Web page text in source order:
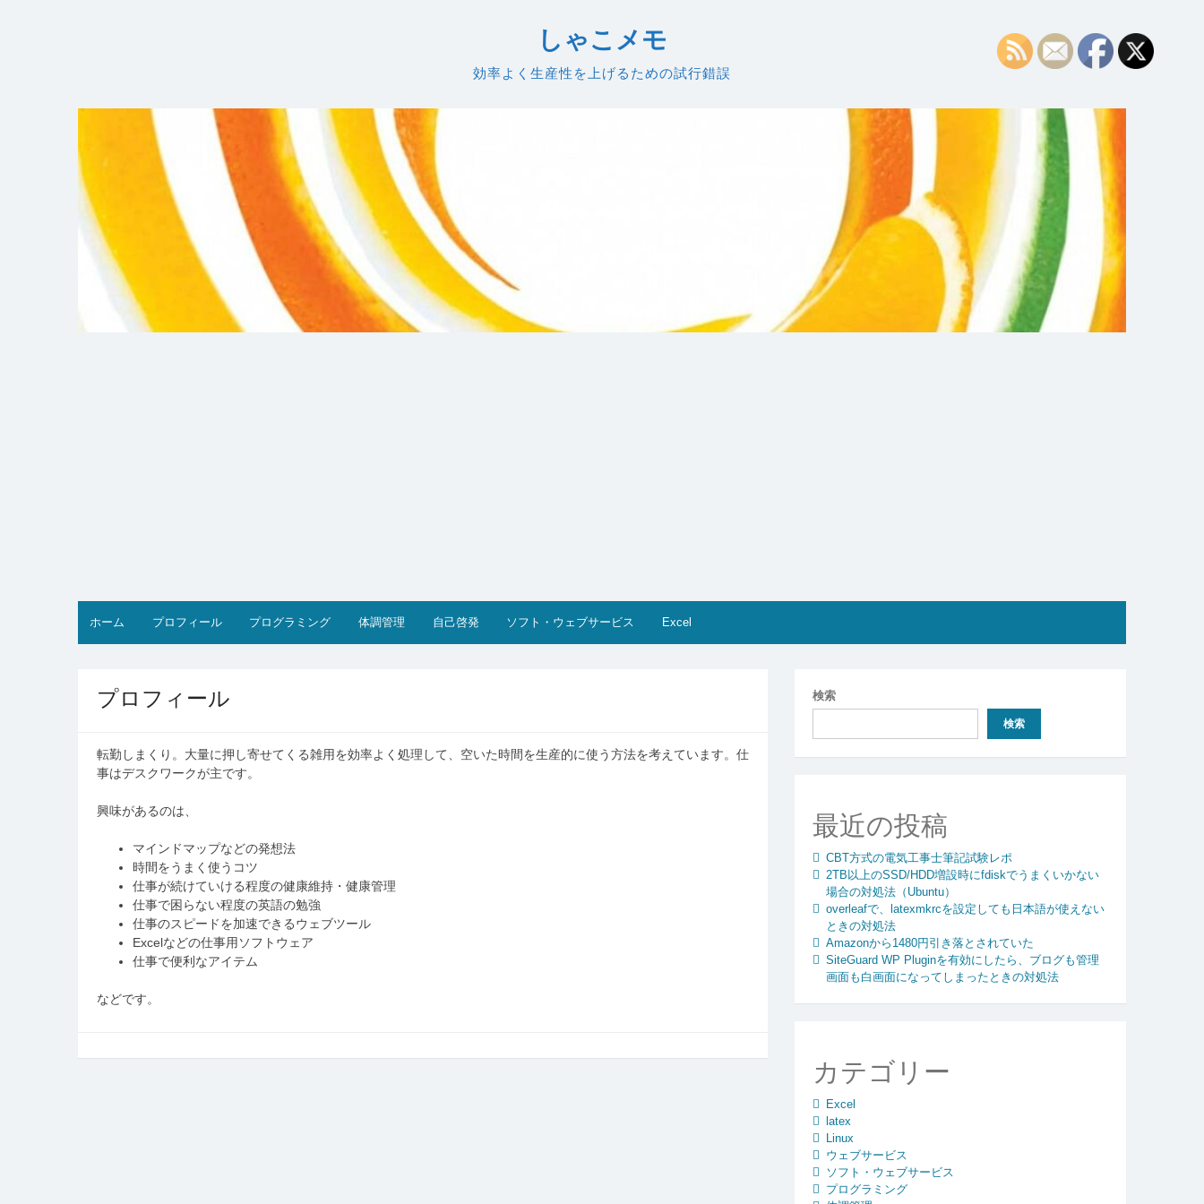
しゃこメモ
効率よく生産性を上げるための試行錯誤
ホーム プロフィール プログラミング 体調管理 自己啓発 ソフト・ウェブサービス Excel
プロフィール
転勤しまくり。大量に押し寄せてくる雑用を効率よく処理して、空いた時間を生産的に使う方法を考えています。仕
事はデスクワークが主です。
興味があるのは、
マインドマップなどの発想法
時間をうまく使うコツ
仕事が続けていける程度の健康維持・健康管理
仕事で困らない程度の英語の勉強
仕事のスピードを加速できるウェブツール
Excelなどの仕事用ソフトウェア
仕事で便利なアイテム
などです。
検索
検索
最近の投稿
CBT方式の電気工事士筆記試験レポ
2TB以上のSSD/HDD増設時にfdiskでうまくいかない
場合の対処法（Ubuntu）
overleafで、latexmkrcを設定しても日本語が使えない
ときの対処法
Amazonから1480円引き落とされていた
SiteGuard WP Pluginを有効にしたら、ブログも管理
画面も白画面になってしまったときの対処法
カテゴリー
Excel
latex
Linux
ウェブサービス
ソフト・ウェブサービス
プログラミング